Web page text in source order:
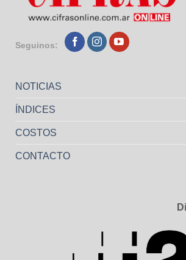
Seguinos:
NOTICIAS
ÍNDICES
COSTOS
CONTACTO